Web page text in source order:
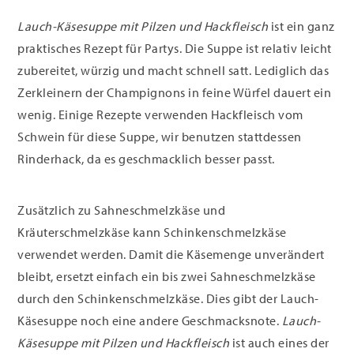
Lauch-Käsesuppe mit Pilzen und Hackfleisch ist ein ganz
praktisches Rezept für Partys. Die Suppe ist relativ leicht
zubereitet, würzig und macht schnell satt. Lediglich das
Zerkleinern der Champignons in feine Würfel dauert ein
wenig. Einige Rezepte verwenden Hackfleisch vom
Schwein für diese Suppe, wir benutzen stattdessen
Rinderhack, da es geschmacklich besser passt.
Zusätzlich zu Sahneschmelzkäse und
Kräuterschmelzkäse kann Schinkenschmelzkäse
verwendet werden. Damit die Käsemenge unverändert
bleibt, ersetzt einfach ein bis zwei Sahneschmelzkäse
durch den Schinkenschmelzkäse. Dies gibt der Lauch-
Käsesuppe noch eine andere Geschmacksnote. Lauch-
Käsesuppe mit Pilzen und Hackfleisch ist auch eines der